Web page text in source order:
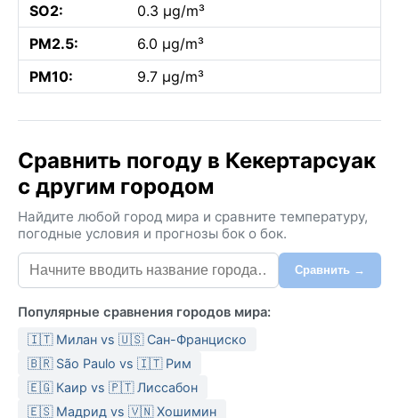
SO2:
0.3 µg/m³
PM2.5:
6.0 µg/m³
PM10:
9.7 µg/m³
Сравнить погоду в Кекертарсуак
с другим городом
Найдите любой город мира и сравните температуру,
погодные условия и прогнозы бок о бок.
Сравнить →
Популярные сравнения городов мира:
🇮🇹 Милан vs 🇺🇸 Сан-Франциско
🇧🇷 São Paulo vs 🇮🇹 Рим
🇪🇬 Каир vs 🇵🇹 Лиссабон
🇪🇸 Мадрид vs 🇻🇳 Хошимин